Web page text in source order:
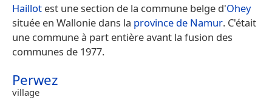
Haillot est une section de la commune belge d'Ohey
située en Wallonie dans la province de Namur. C'était
une commune à part entière avant la fusion des
communes de 1977.
Perwez
village